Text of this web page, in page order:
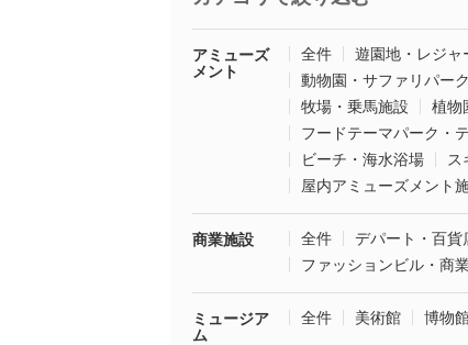
アミューズ
メント
全件 遊園地・レジャ
動物園・サファリパーク
牧場・乗馬施設
植物
フードテーマパーク・
ビーチ・海水浴場
ス
屋内アミューズメント
商業施設 全件 デパート・百貨
ファッションビル・商
ミュージア
ム
全件 美術館 博物